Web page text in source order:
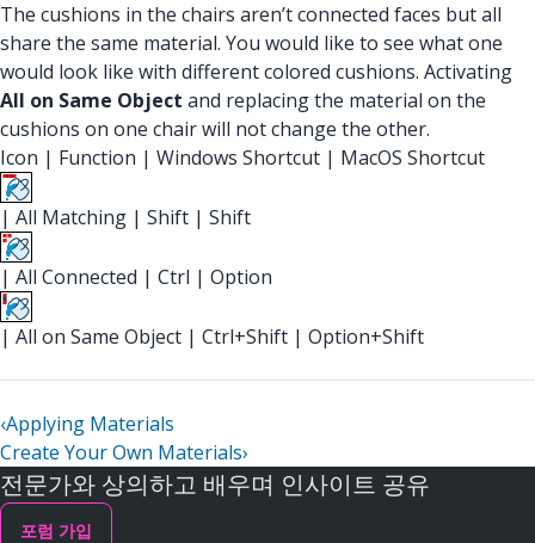
The cushions in the chairs aren’t connected faces but all
share the same material. You would like to see what one
would look like with different colored cushions. Activating
All on Same Object and replacing the material on the
cushions on one chair will not change the other.
Icon | Function | Windows Shortcut | MacOS Shortcut
| All Matching | Shift | Shift
| All Connected | Ctrl | Option
| All on Same Object | Ctrl+Shift | Option+Shift
‹Applying Materials
Create Your Own Materials›
전문가와 상의하고 배우며 인사이트 공유
포럼 가입